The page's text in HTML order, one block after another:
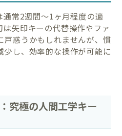
常2週間〜1ヶ月程度の適
矢印キーの代替操作やファ
戸惑うかもしれませんが、慣
少し、効率的な操作が可能に
究極の人間工学キー